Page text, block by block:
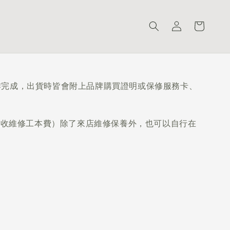
成，出貨時皆會附上品牌購買證明或保修服務卡、
維修工本費）
除了來店維修保養外，也可以自行在